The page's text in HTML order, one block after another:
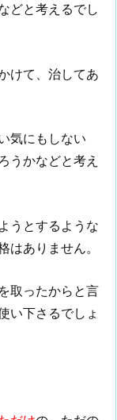
どと考えるでし
けて、治してあ
気にもしない
うかなどと考え
うとするような
ありません。
取ったからと言
い下さるでしょ